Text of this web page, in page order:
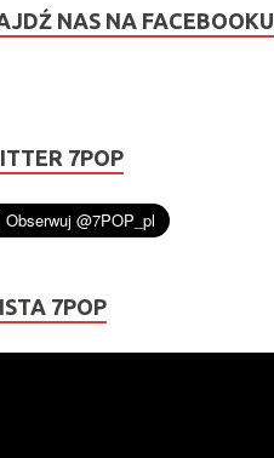
NAS NA FACEBOOKU
7POP
7POP